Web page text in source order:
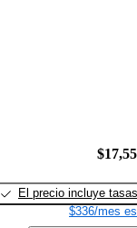
El precio incluye tasas
$336/mes